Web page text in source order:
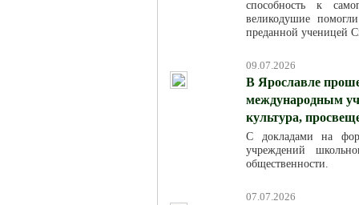
способность к
великодушие
преданной ученицей
09.07.2026
В Ярославле
международным
культура,
С докладами на
учреждений
общественности.
07.07.2026